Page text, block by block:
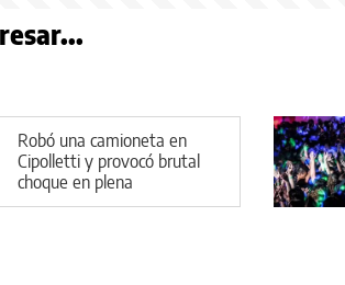
Robó una camioneta en
Cipolletti y provocó brutal
choque en plena
persecución: hay varios